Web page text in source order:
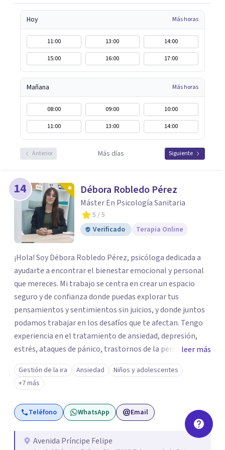
Hoy Más horas
11:00 13:00
14:00
15:00
16:00 17:00
Mañana Más horas
08:00 09:00
10:00
11:00
13:00 14:00
Anterior Más días Siguiente
14 Débora Robledo Pérez
Máster En Psicología Sanitaria
5 / 5
Verificado
Terapia Online
¡Hola! Soy Débora Robledo Pérez, psicóloga dedicada a
ayudarte a encontrar el bienestar emocional y personal
que mereces. Mi trabajo se centra en crear un espacio
seguro y de confianza donde puedas explorar tus
pensamientos y sentimientos sin juicios, y donde juntos
podamos trabajar en los desafíos que te afectan. Tengo
experiencia en el tratamiento de ansiedad, depresión,
estrés, ataques de pánico, trastornos de la personalidad y
el trastorno obsesivo-compulsivo (TOC). Mi enfoque
terapéutico se adapta a tus necesidades específicas,
utilizando herramientas y técnicas que te ayuden a
comprender y transformar aquello que te preocupa. Creo
firmemente que el bienestar emocional es un derecho y,
con el acompañamiento adecuado, puedes recuperar el
control sobre tu vida y tus emociones. Mi misión es que te
leer más
Gestión de la ira Ansiedad
Niños y adolescentes
+7 más
Teléfono WhatsApp Email
Avenida Príncipe Felipe